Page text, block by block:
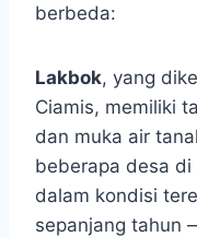
berbeda:
Lakbok, yang
Ciamis, memiliki
dan muka air
beberapa desa
dalam kondisi
sepanjang tahun